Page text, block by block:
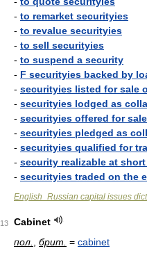
- to remarket securityies
- to revalue securityies
- to sell securityies
- to suspend a security
- F securityies backed by
- securityies listed for sale
- securityies lodged as
- securityies offered for sale
- securityies pledged as
- securityies qualified for
- security realizable at
- securityies traded on the
English_Russian capital issues
13
Cabinet
пол.
брит. = cabinet